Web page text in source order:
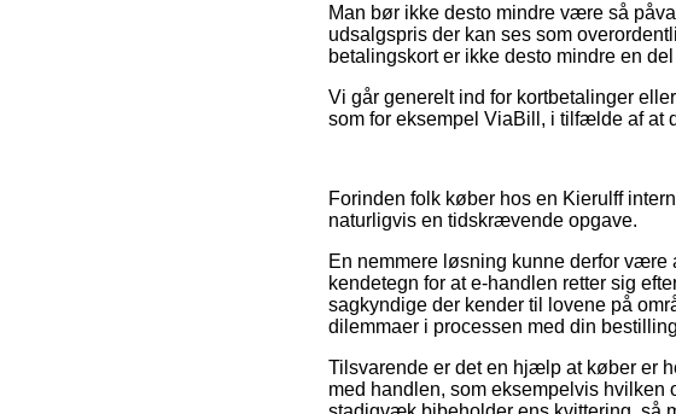
Man bør ikke desto mindre være så
udsalgspris der kan ses som
betalingskort er ikke desto mindre en
Vi går generelt ind for kortbetalinger
som for eksempel ViaBill, i tilfælde af at
Forinden folk køber hos en Kierulff
naturligvis en tidskrævende opgave.
En nemmere løsning kunne derfor være
kendetegn for at e-handlen retter sig
sagkyndige der kender til lovene på
dilemmaer i processen med din
Tilsvarende er det en hjælp at køber er
med handlen, som eksempelvis hvilken